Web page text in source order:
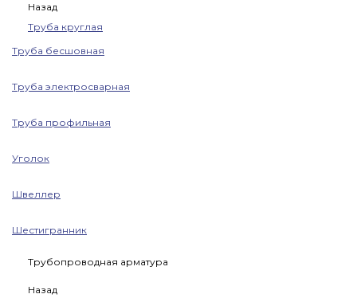
Назад
Труба круглая
Труба бесшовная
Труба электросварная
Труба профильная
Уголок
Швеллер
Шестигранник
Трубопроводная арматура
Назад